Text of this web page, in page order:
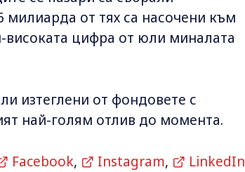
от тях са насочени към
високата цифра от юли миналата
изтеглени от фондовете с
най-голям отлив до момента.
Facebook, Instagram,
LinkedIn